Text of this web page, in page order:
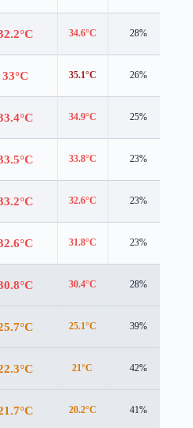
34.6°C 28%
33°C 35.1°C 26%
34.9°C 25%
33.8°C 23%
32.6°C 23%
31.8°C 23%
30.4°C 28%
25.1°C 39%
21°C 42%
20.2°C 41%